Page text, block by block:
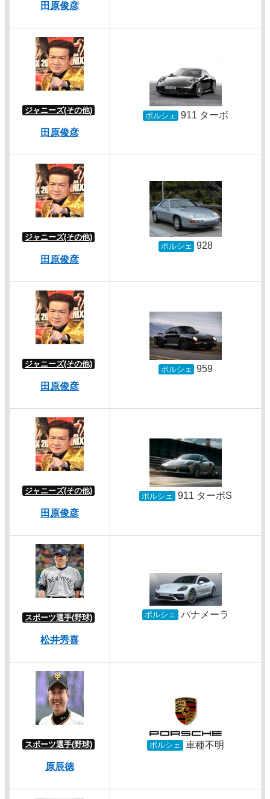
田原俊彦
ジャニーズ(その他)
田原俊彦
ポルシェ 911 ターボ
ジャニーズ(その他)
田原俊彦
ポルシェ 928
ジャニーズ(その他)
田原俊彦
ポルシェ 959
ジャニーズ(その他)
田原俊彦
ポルシェ 911 ターボS
スポーツ選手(野球)
松井秀喜
ポルシェ パナメーラ
スポーツ選手(野球)
原辰徳
ポルシェ 車種不明